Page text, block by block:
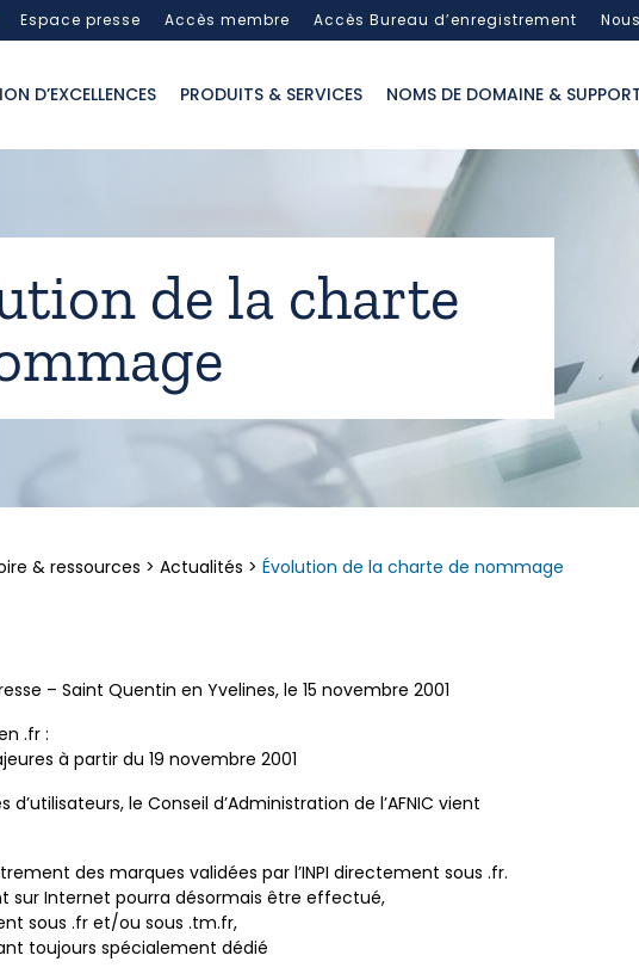
Espace presse Accès membre Accès Bureau d’enregistrement
D’EXCELLENCES PRODUITS & SERVICES NOMS DE DOMAINE &
de la charte
& ressources > Actualités > Évolution de la charte de nommage
– Saint Quentin en Yvelines, le 15 novembre 2001
.fr :
à partir du 19 novembre 2001
le Conseil d’Administration de l’AFNIC vient
des marques validées par l’INPI directement sous .fr.
sur Internet pourra désormais être effectué,
sous .fr et/ou sous .tm.fr,
toujours spécialement dédié